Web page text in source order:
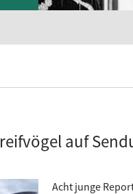
auf
Acht junge